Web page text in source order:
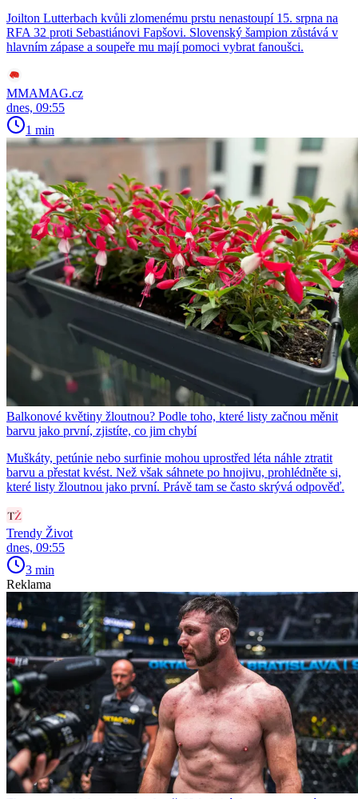
Joilton Lutterbach kvůli zlomenému prstu nenastoupí 15. srpna na
RFA 32 proti Sebastiánovi Fapšovi. Slovenský šampion zůstává v
hlavním zápase a soupeře mu mají pomoci vybrat fanoušci.
MMAMAG.cz
dnes, 09:55
1 min
Balkonové květiny žloutnou? Podle toho, které listy začnou měnit
barvu jako první, zjistíte, co jim chybí
Muškáty, petúnie nebo surfinie mohou uprostřed léta náhle ztratit
barvu a přestat kvést. Než však sáhnete po hnojivu, prohlédněte si,
které listy žloutnou jako první. Právě tam se často skrývá odpověď.
Trendy Život
dnes, 09:55
3 min
Reklama